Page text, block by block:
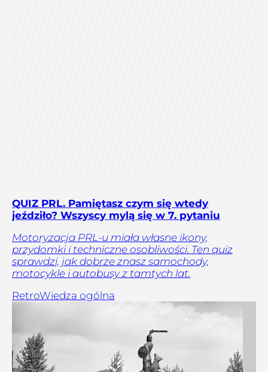
QUIZ PRL. Pamiętasz czym się wtedy
jeździło? Wszyscy mylą się w 7. pytaniu
Motoryzacja PRL-u miała własne ikony,
przydomki i techniczne osobliwości. Ten quiz
sprawdzi, jak dobrze znasz samochody,
motocykle i autobusy z tamtych lat.
RetroWiedza ogólna